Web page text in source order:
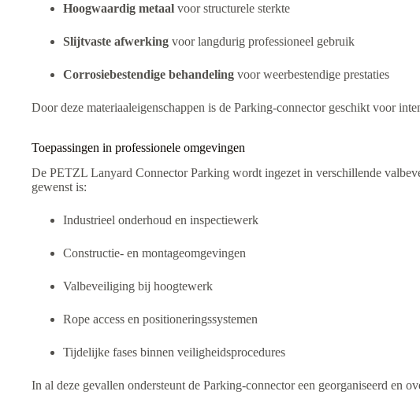
Hoogwaardig metaal voor structurele sterkte
Slijtvaste afwerking voor langdurig professioneel gebruik
Corrosiebestendige behandeling voor weerbestendige prestaties
Door deze materiaaleigenschappen is de Parking-connector geschikt voor
Toepassingen in professionele omgevingen
De PETZL Lanyard Connector Parking wordt ingezet in verschillende
gewenst is:
Industrieel onderhoud en inspectiewerk
Constructie- en montageomgevingen
Valbeveiliging bij hoogtewerk
Rope access en positioneringssystemen
Tijdelijke fases binnen veiligheidsprocedures
In al deze gevallen ondersteunt de Parking-connector een georganiseerd en